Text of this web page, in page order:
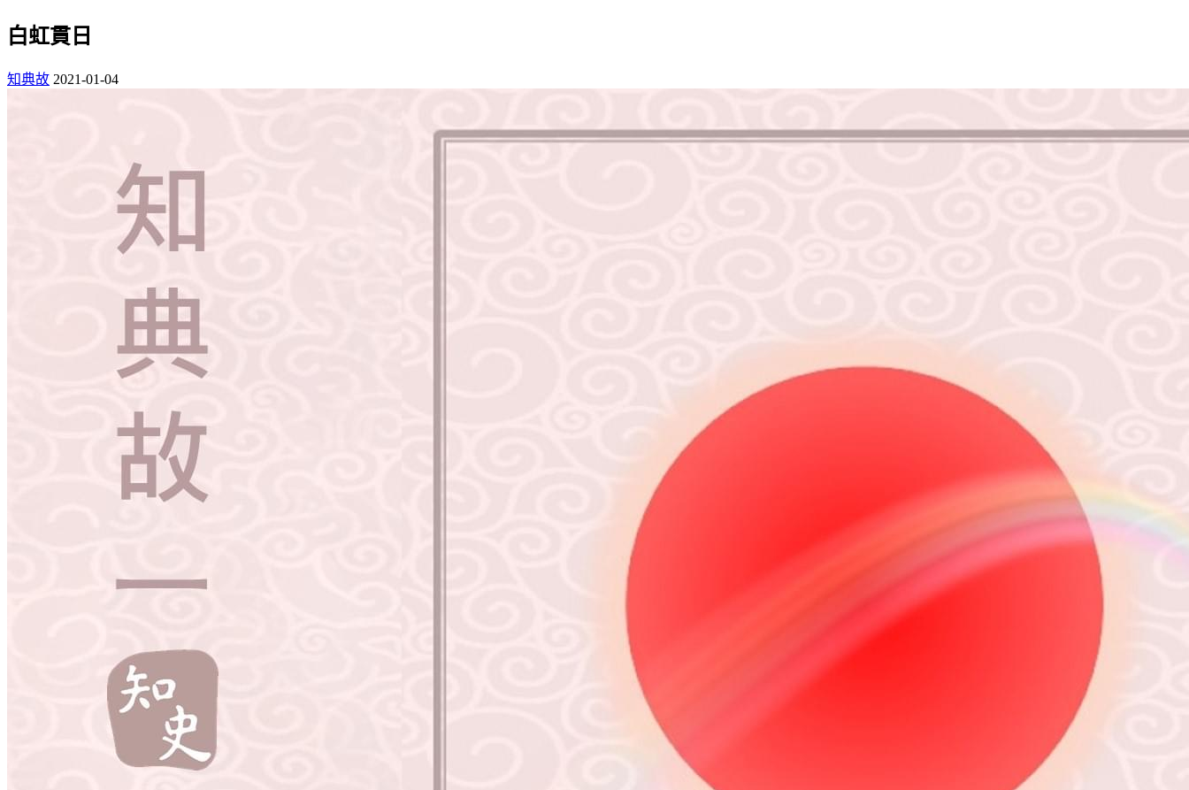
白虹貫日
知典故 2021-01-04